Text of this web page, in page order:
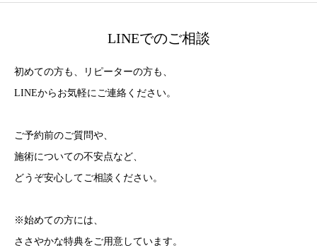
LINEでのご相談
初めての方も、リピーターの方も、
LINEからお気軽にご連絡ください。
ご予約前のご質問や、
施術についての不安点など、
どうぞ安心してご相談ください。
※始めての方には、
ささやかな特典をご用意しています。